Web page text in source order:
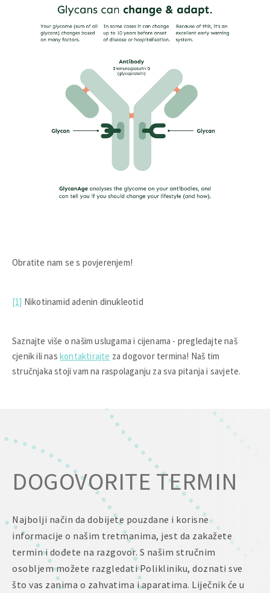
Obratite nam se s povjerenjem!
[1] Nikotinamid adenin dinukleotid
Saznajte više o našim uslugama i cijenama - pregledajte naš
cjenik ili nas kontaktirajte za dogovor termina! Naš tim
stručnjaka stoji vam na raspolaganju za sva pitanja i savjete.
DOGOVORITE TERMIN
Najbolji način da dobijete pouzdane i korisne
informacije o našim tretmanima, jest da zakažete
termin i dođete na razgovor. S našim stručnim
osobljem možete razgledati Polikliniku, doznati sve
što vas zanima o zahvatima i aparatima. Liječnik će u